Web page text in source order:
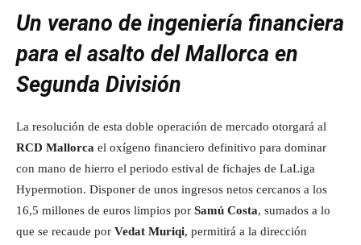
Un verano de ingeniería financiera
para el asalto del Mallorca en
Segunda División
La resolución de esta doble operación de mercado otorgará al
RCD Mallorca el oxígeno financiero definitivo para dominar
con mano de hierro el periodo estival de fichajes de LaLiga
Hypermotion. Disponer de unos ingresos netos cercanos a los
16,5 millones de euros limpios por Samú Costa, sumados a lo
que se recaude por Vedat Muriqi, permitirá a la dirección